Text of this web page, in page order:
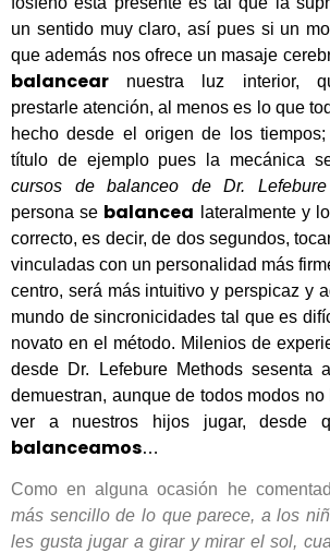
un sentido muy claro, así pues si un
que además nos ofrece un masaje
balancear nuestra luz interior,
prestarle atención, al menos es lo que
hecho desde el origen de los
título de ejemplo pues la mecánica
cursos de balanceo de Dr. Lefebure
persona se balancea lateralmente y
correcto, es decir, de dos segundos,
vinculadas con un personalidad más
centro, será más intuitivo y perspicaz y
mundo de sincronicidades tal que es
novato en el método. Milenios de
desde Dr. Lefebure Methods sesenta
demuestran, aunque de todos modos
ver a nuestros hijos jugar, desde
balanceamos…
Como en alguna ocasión he
más sencillo de lo que parece, a los
les gusta jugar a girar y mirar el sol,